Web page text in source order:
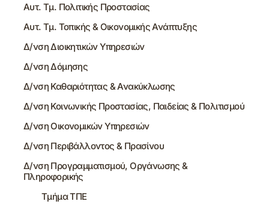
Αυτ. Τμ. Πολιτικής Προστασίας
Αυτ. Τμ. Τοπικής & Οικονομικής Ανάπτυξης
Δ/νση Διοικητικών Υπηρεσιών
Δ/νση Δόμησης
Δ/νση Καθαριότητας & Ανακύκλωσης
Δ/νση Κοινωνικής Προστασίας, Παιδείας & Πολιτισμού
Δ/νση Οικονομικών Υπηρεσιών
Δ/νση Περιβάλλοντος & Πρασίνου
Δ/νση Προγραμματισμού, Οργάνωσης &
Πληροφορικής
Τμήμα ΤΠΕ